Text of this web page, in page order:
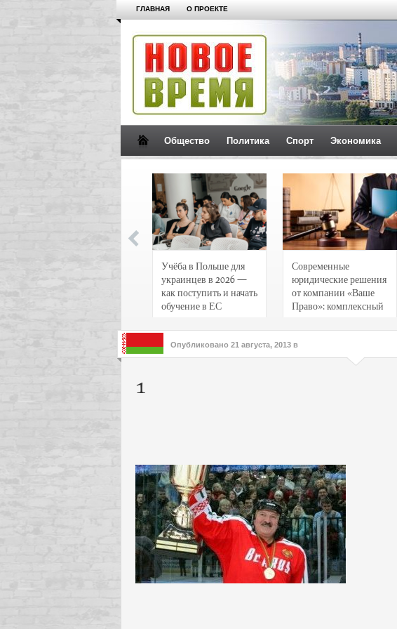
ГЛАВНАЯ О ПРОЕКТЕ
Общество Политика Спорт Экономика
Учёба в Польше для
украинцев в 2026 —
как поступить и начать
обучение в ЕС
Современные
юридические решения
от компании «Ваше
Право»: комплексный
интересов клиентов
Опубликовано 21 августа, 2013 в
1